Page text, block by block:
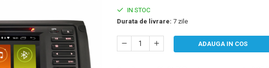
IN STOC
Durata de livrare: 7 zile
ADAUGA IN COS